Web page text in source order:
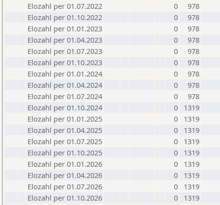
Elozahl per 01.07.2022
0
978
Elozahl per 01.10.2022
0
978
Elozahl per 01.01.2023
0
978
Elozahl per 01.04.2023
0
978
Elozahl per 01.07.2023
0
978
Elozahl per 01.10.2023
0
978
Elozahl per 01.01.2024
0
978
Elozahl per 01.04.2024
0
978
Elozahl per 01.07.2024
0
978
Elozahl per 01.10.2024
0
1319
Elozahl per 01.01.2025
0
1319
Elozahl per 01.04.2025
0
1319
Elozahl per 01.07.2025
0
1319
Elozahl per 01.10.2025
0
1319
Elozahl per 01.01.2026
0
1319
Elozahl per 01.04.2026
0
1319
Elozahl per 01.07.2026
0
1319
Elozahl per 01.10.2026
0 1319